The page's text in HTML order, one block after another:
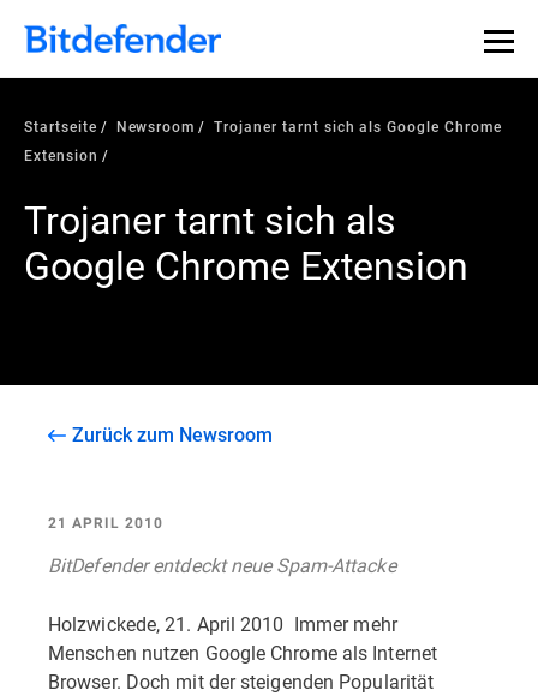
Startseite Newsroom
Trojaner tarnt sich als Google Chrome
Extension
Trojaner tarnt sich als
Google Chrome Extension
Zurück zum Newsroom
21 APRIL 2010
BitDefender entdeckt neue Spam-Attacke
Holzwickede, 21. April 2010  Immer mehr
Menschen nutzen Google Chrome als Internet
Browser. Doch mit der steigenden Popularität